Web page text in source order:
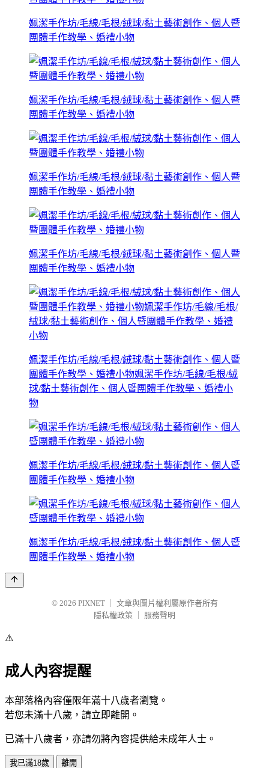
姵潔手作坊/毛線/毛根/絨球/黏土藝術創作、個人暨
團體手作教學、婚禮小物
姵潔手作坊/毛線/毛根/絨球/黏土藝術創作、個人暨
團體手作教學、婚禮小物
姵潔手作坊/毛線/毛根/絨球/黏土藝術創作、個人暨
團體手作教學、婚禮小物
姵潔手作坊/毛線/毛根/絨球/黏土藝術創作、個人暨
團體手作教學、婚禮小物
姵潔手作坊/毛線/毛根/絨球/黏土藝術創作、個人暨
團體手作教學、婚禮小物姵潔手作坊/毛線/毛根/絨
球/黏土藝術創作、個人暨團體手作教學、婚禮小
物
姵潔手作坊/毛線/毛根/絨球/黏土藝術創作、個人暨
團體手作教學、婚禮小物
姵潔手作坊/毛線/毛根/絨球/黏土藝術創作、個人暨
團體手作教學、婚禮小物
© 2026 PIXNET
文章與圖片權利屬原作者所有
隱私權政策
服務聲明
⚠️
成人內容提醒
本部落格內容僅限年滿十八歲者瀏覽。
若您未滿十八歲，請立即離開。
已滿十八歲者，亦請勿將內容提供給未成年人士。
我已滿18歲 離開